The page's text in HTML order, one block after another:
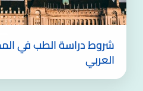
شروط دراسة الطب في
العربي